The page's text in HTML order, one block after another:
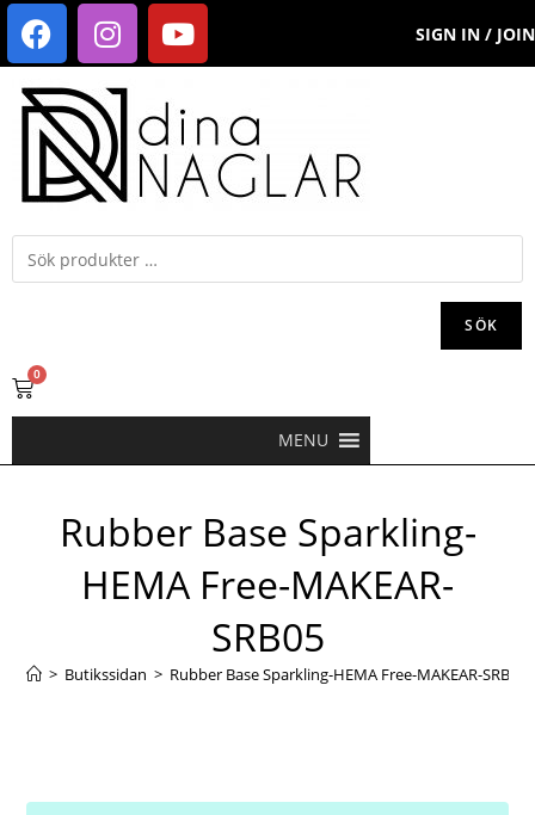
SIGN IN / JOIN
SÖK
0
MENU
Rubber Base Sparkling-
HEMA Free-MAKEAR-
SRB05
> Butikssidan > Rubber Base Sparkling-HEMA Free-MAKEAR-SRB05